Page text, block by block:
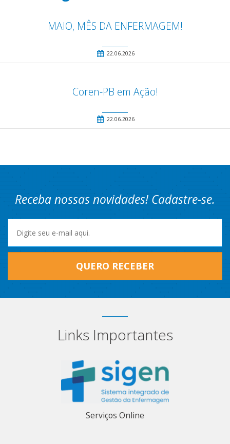
MAIO, MÊS DA ENFERMAGEM!
22.06.2026
Coren-PB em Ação!
22.06.2026
Receba nossas novidades! Cadastre-se.
QUERO RECEBER
Links Importantes
Serviços Online